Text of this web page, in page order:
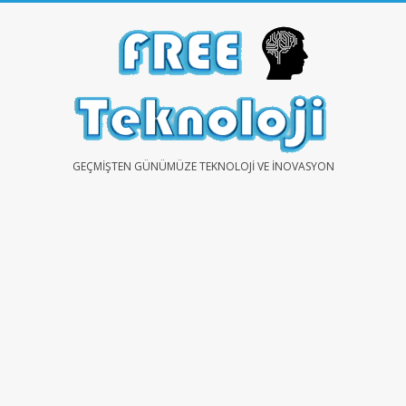
FREEGEÇMIŞTEN GÜNÜMÜZE TEKNOLOJI VE İNOVASYON